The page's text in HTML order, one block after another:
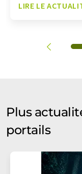
LIRE LE
Plus
portails